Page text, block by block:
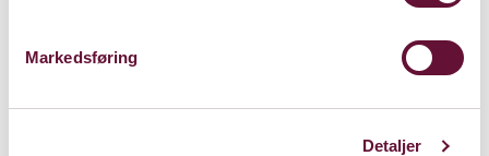
Markedsføring
Detaljer
Varighet: 1 time u/pause